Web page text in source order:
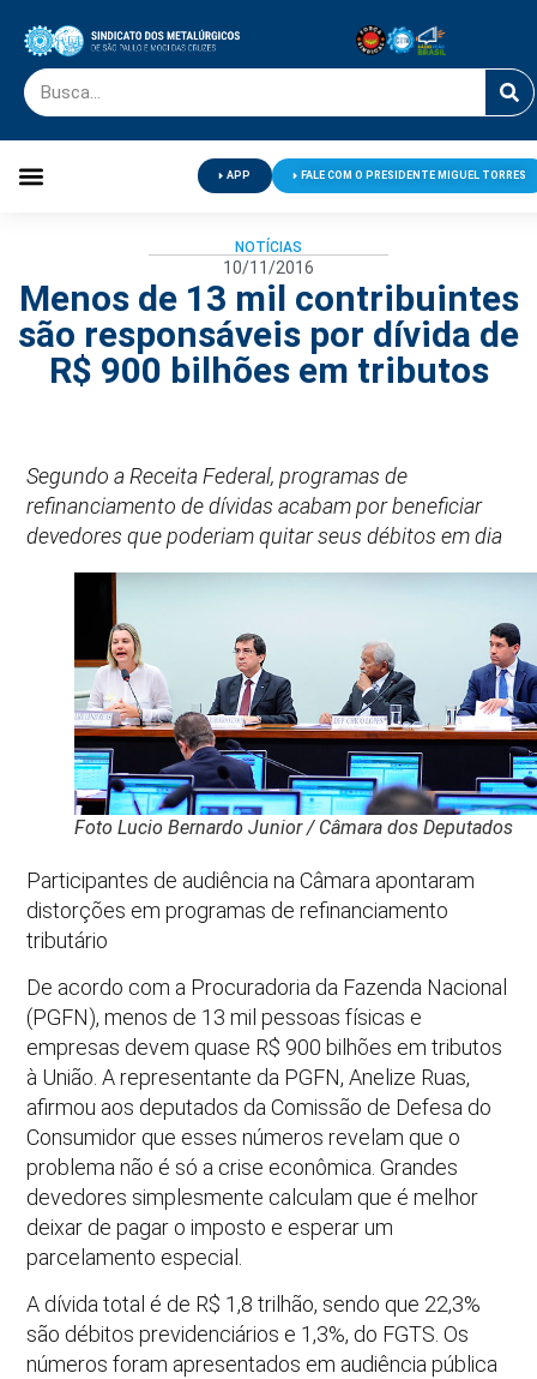
APP FALE COM O PRESIDENTE MIGUEL TORRES
NOTÍCIAS
10/11/2016
Menos de 13 mil contribuintes
são responsáveis por dívida de
R$ 900 bilhões em tributos
Segundo a Receita Federal, programas de
refinanciamento de dívidas acabam por beneficiar
devedores que poderiam quitar seus débitos em dia
Foto Lucio Bernardo Junior / Câmara dos Deputados
Participantes de audiência na Câmara apontaram
distorções em programas de refinanciamento
tributário
De acordo com a Procuradoria da Fazenda Nacional
(PGFN), menos de 13 mil pessoas físicas e
empresas devem quase R$ 900 bilhões em tributos
à União. A representante da PGFN, Anelize Ruas,
afirmou aos deputados da Comissão de Defesa do
Consumidor que esses números revelam que o
problema não é só a crise econômica. Grandes
devedores simplesmente calculam que é melhor
deixar de pagar o imposto e esperar um
parcelamento especial.
A dívida total é de R$ 1,8 trilhão, sendo que 22,3%
são débitos previdenciários e 1,3%, do FGTS. Os
números foram apresentados em audiência pública